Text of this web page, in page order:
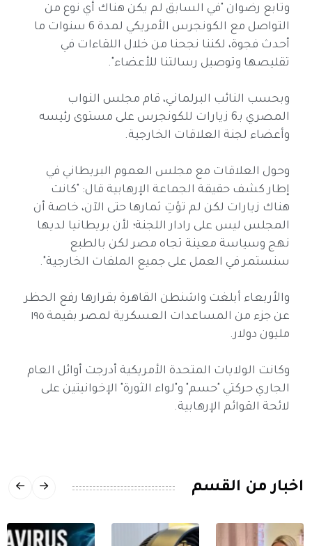
وتابع رضوان "في السابق لم يكن هناك أي نوع من
التواصل مع الكونجرس الأمريكي لمدة 6 سنوات ما
أحدث فجوة، لكننا نجحنا من خلال اللقاءات في
تقليصها وتوصيل رسالتنا للأعضاء".
وبحسب النائب البرلماني، قام مجلس النواب
المصري بـ6 زيارات للكونجرس على مستوى رئيسه
وأعضاء لجنة العلاقات الخارجية.
وحول العلاقات مع مجلس العموم البريطاني في
إطار كشف حقيقة الجماعة الإرهابية قال: "كانت
هناك زيارات لكن لم تؤتِ ثمارها حتى الآن، خاصة أن
المجلس ليس على رادار اللجنة؛ لأن بريطانيا لديها
نهج وسياسة معينة تجاه مصر لكن بالطبع
سنستمر في العمل على جميع الملفات الخارجية".
والأربعاء أبلغت واشنطن القاهرة بقرارها رفع الحظر
عن جزء من المساعدات العسكرية لمصر بقيمة ١٩٥
مليون دولار.
وكانت الولايات المتحدة الأمريكية أدرجت أوائل العام
الجاري حركتي "حسم" و"لواء الثورة" الإخوانيتين على
لائحة القوائم الإرهابية.
اخبار من القسم